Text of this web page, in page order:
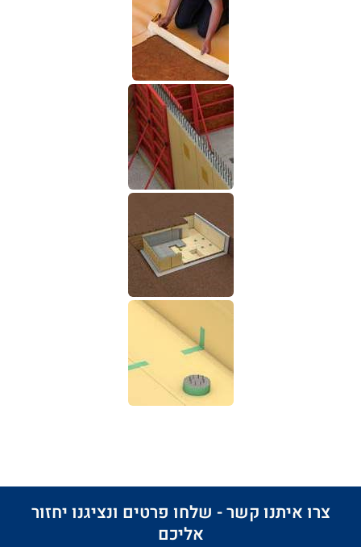
צרו איתנו קשר - שלחו פרטים ונציגנו יחזור
אליכם​